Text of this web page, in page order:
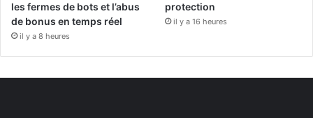
les fermes de bots et l’abus
de bonus en temps réel
il y a 8 heures
protection
il y a 16 heures